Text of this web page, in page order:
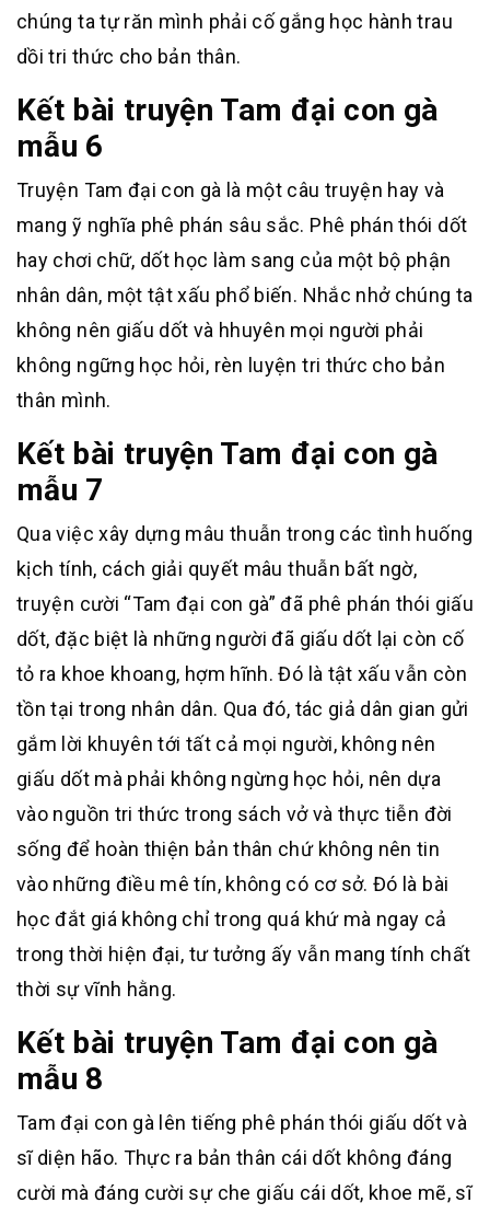
chúng ta tự răn mình phải cố gắng học hành trau
dồi tri thức cho bản thân.
Kết bài truyện Tam đại con gà
mẫu 6
Truyện Tam đại con gà là một câu truyện hay và
mang ỹ nghĩa phê phán sâu sắc. Phê phán thói dốt
hay chơi chữ, dốt học làm sang của một bộ phận
nhân dân, một tật xấu phổ biến. Nhắc nhở chúng ta
không nên giấu dốt và hhuyên mọi người phải
không ngững học hỏi, rèn luyện tri thức cho bản
thân mình.
Kết bài truyện Tam đại con gà
mẫu 7
Qua việc xây dựng mâu thuẫn trong các tình huống
kịch tính, cách giải quyết mâu thuẫn bất ngờ,
truyện cười “Tam đại con gà” đã phê phán thói giấu
dốt, đặc biệt là những người đã giấu dốt lại còn cố
tỏ ra khoe khoang, hợm hĩnh. Đó là tật xấu vẫn còn
tồn tại trong nhân dân. Qua đó, tác giả dân gian gửi
gắm lời khuyên tới tất cả mọi người, không nên
giấu dốt mà phải không ngừng học hỏi, nên dựa
vào nguồn tri thức trong sách vở và thực tiễn đời
sống để hoàn thiện bản thân chứ không nên tin
vào những điều mê tín, không có cơ sở. Đó là bài
học đắt giá không chỉ trong quá khứ mà ngay cả
trong thời hiện đại, tư tưởng ấy vẫn mang tính chất
thời sự vĩnh hằng.
Kết bài truyện Tam đại con gà
mẫu 8
Tam đại con gà lên tiếng phê phán thói giấu dốt và
sĩ diện hão. Thực ra bản thân cái dốt không đáng
cười mà đáng cười sự che giấu cái dốt, khoe mẽ, sĩ